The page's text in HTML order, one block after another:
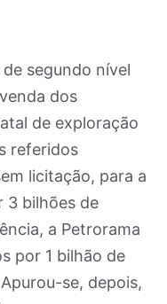
segundo nível
dos
de exploração
referidos
licitação, para a
3 bilhões de
a Petrorama
por 1 bilhão de
se, depois,